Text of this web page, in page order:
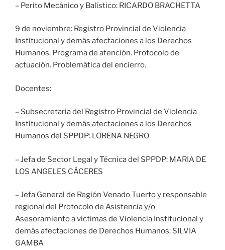
– Perito Mecánico y Balístico: RICARDO BRACHETTA
9 de noviembre: Registro Provincial de Violencia
Institucional y demás afectaciones a los Derechos
Humanos. Programa de atención. Protocolo de
actuación. Problemática del encierro.
Docentes:
– Subsecretaria del Registro Provincial de Violencia
Institucional y demás afectaciones a los Derechos
Humanos del SPPDP: LORENA NEGRO
– Jefa de Sector Legal y Técnica del SPPDP: MARIA DE
LOS ANGELES CÁCERES
– Jefa General de Región Venado Tuerto y responsable
regional del Protocolo de Asistencia y/o
Asesoramiento a víctimas de Violencia Institucional y
demás afectaciones de Derechos Humanos: SILVIA
GAMBA